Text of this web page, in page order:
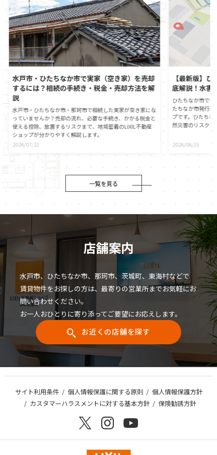
水戸市・ひたちなか市で実家（空き家）を売却
するには？相続の手続き・税金・売却方法を解
説
水戸市・ひたちなか市・那珂市で相続した実家が空き家にな
っていませんか？売却の流れ、必要な手続き、かかる税金と
使える控除、放置するリスクまで、地域密着のLIXIL不動産
ショップが分かりやすく解説します。
2026/07/21
【最新版】
底解説！水害
ひたちなか市で
たちなか市発行
プです。ひたち
然災害のリスク
動産の契約時に
2026/06/15
一覧を見る
店舗案内
水戸市、ひたちなか市、那珂市、茨城町、東海村などで
賃貸物件をお探しの方は、最寄りの営業所までお気軽にお
問い合わせください。
お一人おひとりに寄り添ってご要望にお応えします。
お近くの店舗を探す
サイト利用条件 個人情報保護に関する原則
個人情報保護方針
カスタマーハラスメントに対する基本方針
保険勧誘方針